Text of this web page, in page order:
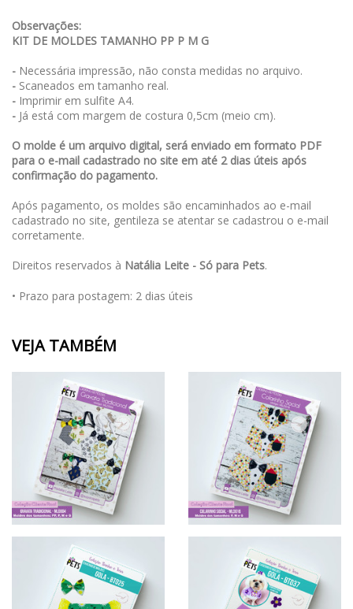
Observações:
KIT DE MOLDES TAMANHO PP P M G
- Necessária impressão, não consta medidas no arquivo.
- Scaneados em tamanho real.
- Imprimir em sulfite A4.
- Já está com margem de costura 0,5cm (meio cm).
O molde é um arquivo digital, será enviado em formato PDF
para o e-mail cadastrado no site em até 2 dias úteis após
confirmação do pagamento.
Após pagamento, os moldes são encaminhados ao e-mail
cadastrado no site, gentileza se atentar se cadastrou o e-mail
corretamente.
Direitos reservados à Natália Leite - Só para Pets.
• Prazo para postagem: 2 dias úteis
VEJA TAMBÉM